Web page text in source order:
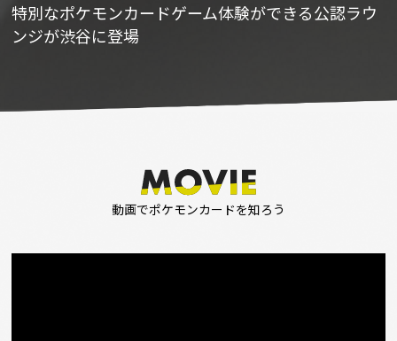
特別なポケモンカードゲーム体験ができる公認ラウ
ンジが渋谷に登場
動画でポケモンカードを知ろう